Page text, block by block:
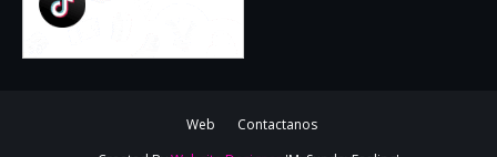
Web
Contactanos